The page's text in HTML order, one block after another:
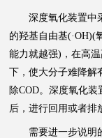
深度氧化装置中采
的羟基自由基(·OH)(
能力就越强)，在高
下，使大分子难降解
除COD。深度氧化
后，进行回用或者排
需要进一步说明的